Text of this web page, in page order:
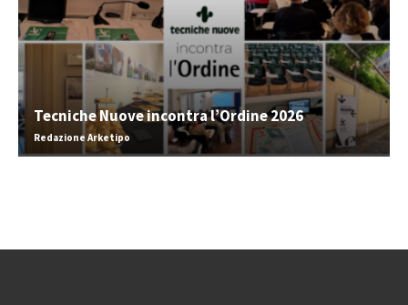
Tecniche Nuove incontra l’Ordine 2026
Redazione Arketipo